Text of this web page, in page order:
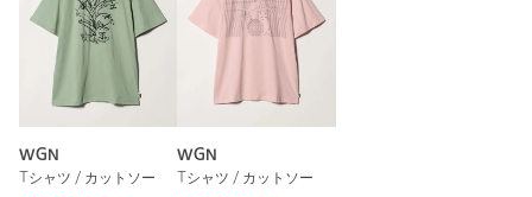
WGN
Tシャツ / カットソー
WGN
Tシャツ / カットソー